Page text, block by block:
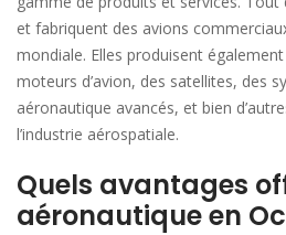
et fabriquent des avions
mondiale. Elles produisent
moteurs d’avion, des satellites, des
aéronautique avancés, et bien
l’industrie aérospatiale.
Quels avantages
aéronautique en